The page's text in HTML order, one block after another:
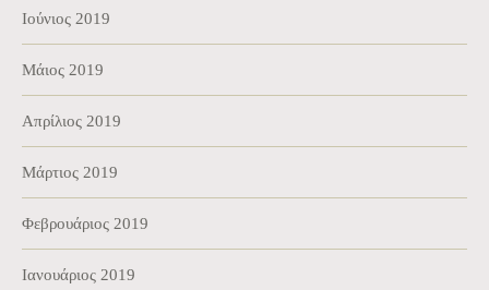
Ιούνιος 2019
Μάιος 2019
Απρίλιος 2019
Μάρτιος 2019
Φεβρουάριος 2019
Ιανουάριος 2019